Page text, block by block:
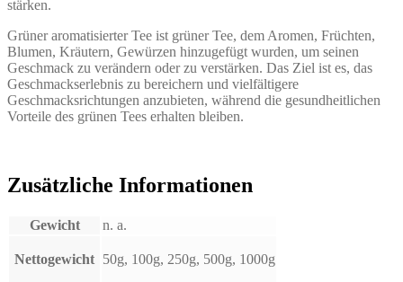
stärken.
Grüner aromatisierter Tee ist grüner Tee, dem Aromen, Früchten,
Blumen, Kräutern, Gewürzen hinzugefügt wurden, um seinen
Geschmack zu verändern oder zu verstärken. Das Ziel ist es, das
Geschmackserlebnis zu bereichern und vielfältigere
Geschmacksrichtungen anzubieten, während die gesundheitlichen
Vorteile des grünen Tees erhalten bleiben.
Zusätzliche Informationen
Gewicht n. a.
Nettogewicht 50g, 100g, 250g, 500g, 1000g